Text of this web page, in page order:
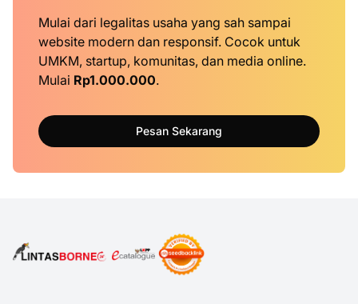
Mulai dari legalitas usaha yang sah sampai
website modern dan responsif. Cocok untuk
UMKM, startup, komunitas, dan media online.
Mulai Rp1.000.000.
Pesan Sekarang